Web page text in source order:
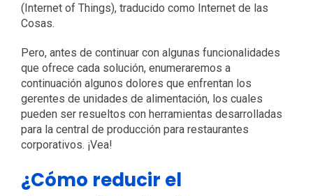
(Internet of Things), traducido como Internet de las
Cosas.
Pero, antes de continuar con algunas funcionalidades
que ofrece cada solución, enumeraremos a
continuación algunos dolores que enfrentan los
gerentes de unidades de alimentación, los cuales
pueden ser resueltos con herramientas desarrolladas
para la central de producción para restaurantes
corporativos. ¡Vea!
¿Cómo reducir el